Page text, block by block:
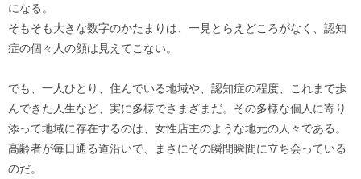
になる。
そもそも大きな数字のかたまりは、一見とらえどころがなく、認知
症の個々人の顔は見えてこない。
でも、一人ひとり、住んでいる地域や、認知症の程度、これまで歩
んできた人生など、実に多様でさまざまだ。その多様な個人に寄り
添って地域に存在するのは、女性店主のような地元の人々である。
高齢者が毎日通る道沿いで、まさにその瞬間瞬間に立ち会っている
のだ。